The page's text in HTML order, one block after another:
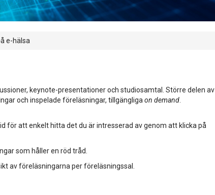
e-hälsa
keynote-presentationer och studiosamtal. Större delen av
och inspelade föreläsningar, tillgängliga on demand
för att enkelt hitta det du är intresserad av genom att klicka på
som håller en röd tråd.
av föreläsningarna per föreläsningssal.